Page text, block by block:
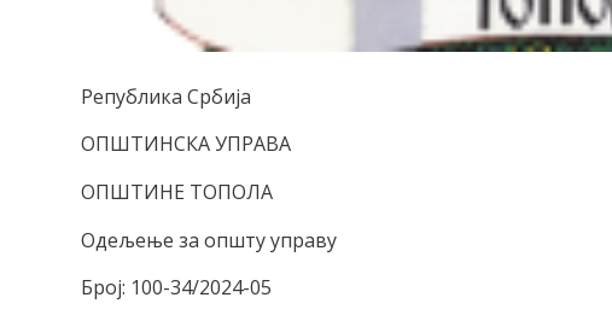
Република Србија
ОПШТИНСКА УПРАВА
ОПШТИНЕ ТОПОЛА
Одељење за општу управу
Број: 100-34/2024-05